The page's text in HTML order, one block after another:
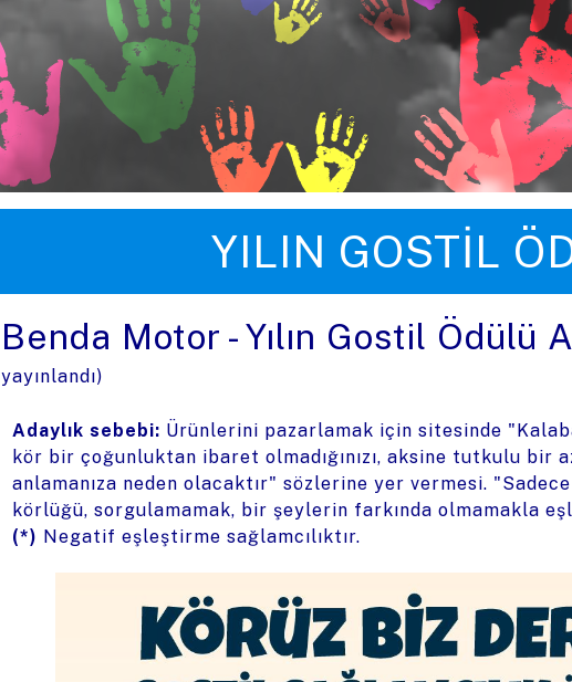
YILIN GOSTIL
Benda Motor - Yılın Gostil Ödülü
yayınlandı)
Adaylık sebebi: Ürünlerini pazarlamak için sitesinde
kör bir çoğunluktan ibaret olmadığınızı, aksine tutkulu bir
anlamanıza neden olacaktır" sözlerine yer vermesi.
körlüğü, sorgulamamak, bir şeylerin farkında olmamakla
(*) Negatif eşleştirme sağlamcılıktır.